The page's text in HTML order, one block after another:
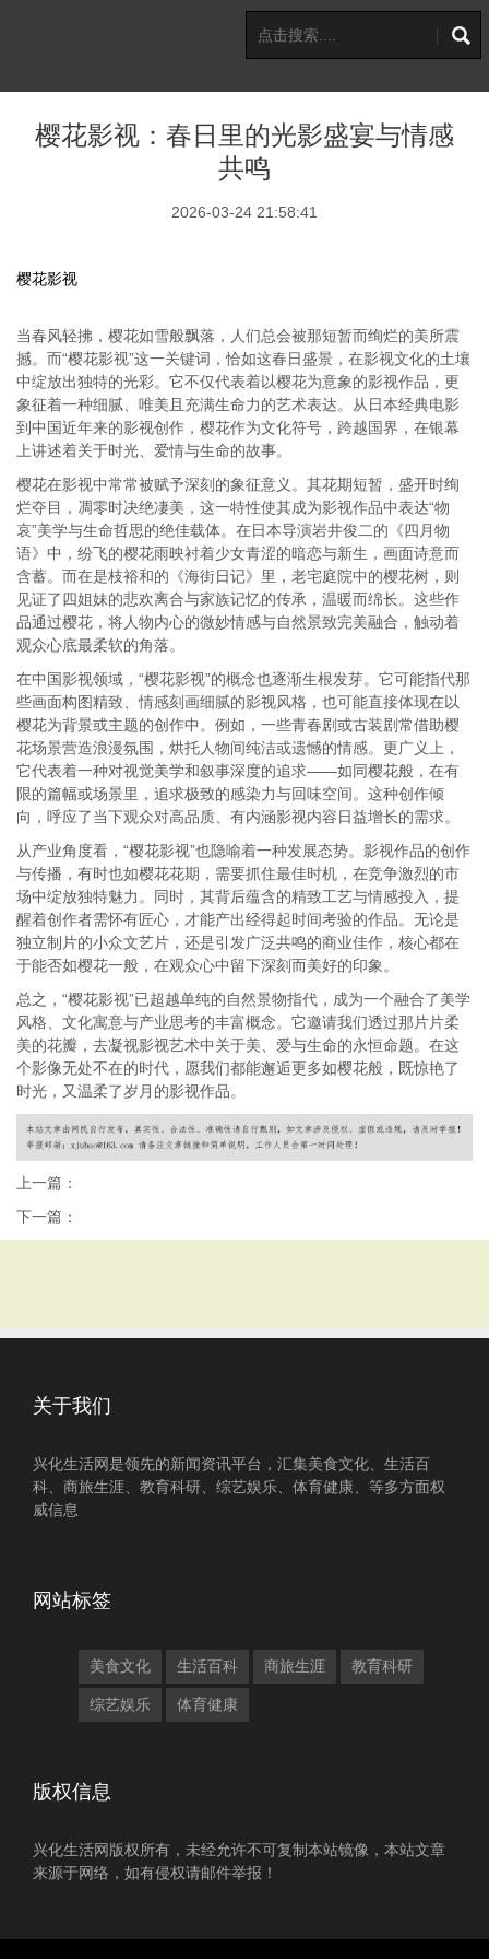
樱花影视：春日里的光影盛宴与情感
共鸣
2026-03-24 21:58:41
樱花影视
当春风轻拂，樱花如雪般飘落，人们总会被那短暂而绚烂的美所震
撼。而“樱花影视”这一关键词，恰如这春日盛景，在影视文化的土壤
中绽放出独特的光彩。它不仅代表着以樱花为意象的影视作品，更
象征着一种细腻、唯美且充满生命力的艺术表达。从日本经典电影
到中国近年来的影视创作，樱花作为文化符号，跨越国界，在银幕
上讲述着关于时光、爱情与生命的故事。
樱花在影视中常常被赋予深刻的象征意义。其花期短暂，盛开时绚
烂夺目，凋零时决绝凄美，这一特性使其成为影视作品中表达“物
哀”美学与生命哲思的绝佳载体。在日本导演岩井俊二的《四月物
语》中，纷飞的樱花雨映衬着少女青涩的暗恋与新生，画面诗意而
含蓄。而在是枝裕和的《海街日记》里，老宅庭院中的樱花树，则
见证了四姐妹的悲欢离合与家族记忆的传承，温暖而绵长。这些作
品通过樱花，将人物内心的微妙情感与自然景致完美融合，触动着
观众心底最柔软的角落。
在中国影视领域，“樱花影视”的概念也逐渐生根发芽。它可能指代那
些画面构图精致、情感刻画细腻的影视风格，也可能直接体现在以
樱花为背景或主题的创作中。例如，一些青春剧或古装剧常借助樱
花场景营造浪漫氛围，烘托人物间纯洁或遗憾的情感。更广义上，
它代表着一种对视觉美学和叙事深度的追求——如同樱花般，在有
限的篇幅或场景里，追求极致的感染力与回味空间。这种创作倾
向，呼应了当下观众对高品质、有内涵影视内容日益增长的需求。
从产业角度看，“樱花影视”也隐喻着一种发展态势。影视作品的创作
与传播，有时也如樱花花期，需要抓住最佳时机，在竞争激烈的市
场中绽放独特魅力。同时，其背后蕴含的精致工艺与情感投入，提
醒着创作者需怀有匠心，才能产出经得起时间考验的作品。无论是
独立制片的小众文艺片，还是引发广泛共鸣的商业佳作，核心都在
于能否如樱花一般，在观众心中留下深刻而美好的印象。
总之，“樱花影视”已超越单纯的自然景物指代，成为一个融合了美学
风格、文化寓意与产业思考的丰富概念。它邀请我们透过那片片柔
美的花瓣，去凝视影视艺术中关于美、爱与生命的永恒命题。在这
个影像无处不在的时代，愿我们都能邂逅更多如樱花般，既惊艳了
时光，又温柔了岁月的影视作品。
上一篇：
下一篇：
关于我们
兴化生活网是领先的新闻资讯平台，汇集美食文化、生活百
科、商旅生涯、教育科研、综艺娱乐、体育健康、等多方面权
威信息
网站标签
美食文化 生活百科 商旅生涯 教育科研
综艺娱乐 体育健康
版权信息
兴化生活网版权所有，未经允许不可复制本站镜像，本站文章
来源于网络，如有侵权请邮件举报！